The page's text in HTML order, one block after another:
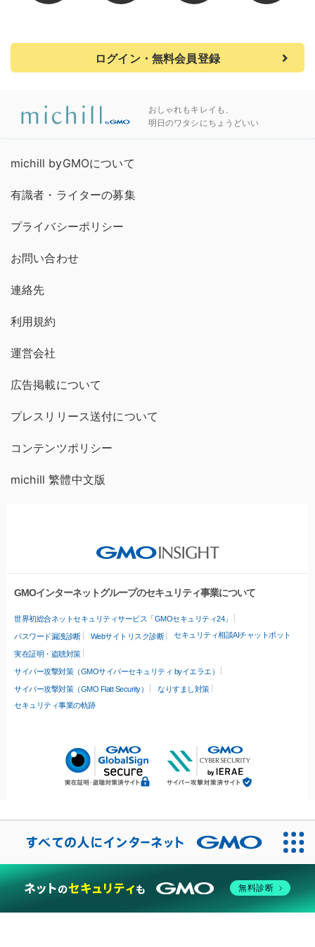
ログイン・無料会員登録
おしゃれもキレイも、
明日のワタシにちょうどいい
michill byGMOについて
有識者・ライターの募集
プライバシーポリシー
お問い合わせ
連絡先
利用規約
運営会社
広告掲載について
プレスリリース送付について
コンテンツポリシー
michill 繁體中文版
GMOインターネットグループのセキュリティ事業について
世界初総合ネットセキュリティサービス「GMOセキュリティ24」
パスワード漏洩診断 Webサイトリスク診断 セキュリティ相談AIチャットボット
実在証明・盗聴対策
サイバー攻撃対策（GMOサイバーセキュリティ byイエラエ）
サイバー攻撃対策（GMO Flatt Security）
なりすまし対策
セキュリティ事業の軌跡
無料診断